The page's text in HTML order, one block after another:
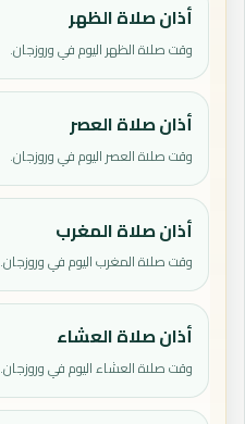
أذان صلاة الظهر
وقت صلاة الظهر اليوم في وروزجان.
أذان صلاة العصر
وقت صلاة العصر اليوم في وروزجان.
أذان صلاة المغرب
وقت صلاة المغرب اليوم في وروزجان.
أذان صلاة العشاء
وقت صلاة العشاء اليوم في وروزجان.